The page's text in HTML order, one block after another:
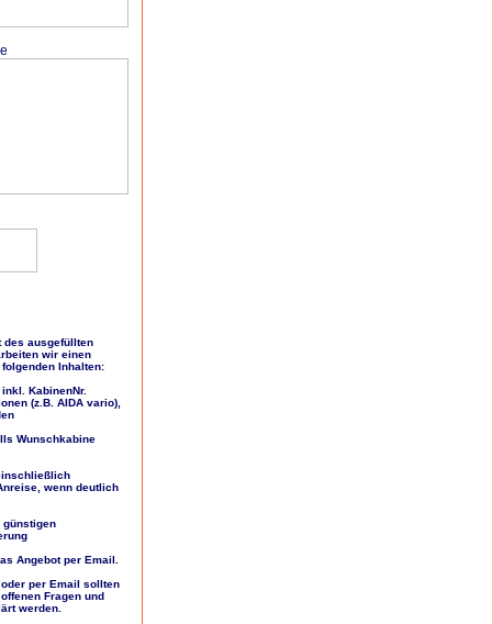
des ausgefüllten
wir einen
Inhalten:
KabinenNr.
(z.B. AIDA vario),
Wunschkabine
wenn deutlich
günstigen
Angebot per Email.
oder per Email sollten
Fragen und
werden.